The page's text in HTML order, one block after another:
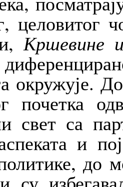
целовитог
Кршевине
окружује.
почетка
свет са
и
до